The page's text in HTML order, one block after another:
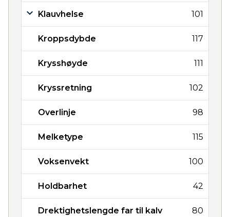
Klauvhelse 101
Kroppsdybde 117
Krysshøyde 111
Kryssretning 102
Overlinje 98
Melketype 115
Voksenvekt 100
Holdbarhet 42
Drektighetslengde far til kalv 80